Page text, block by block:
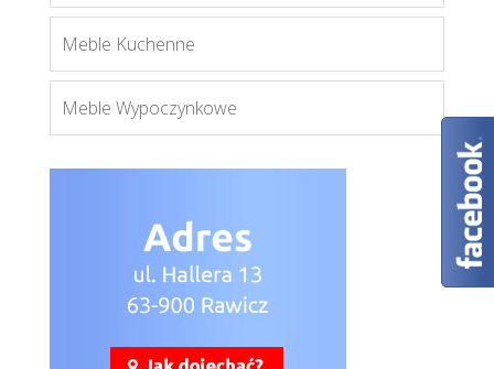
Meble Kuchenne
Meble Wypoczynkowe